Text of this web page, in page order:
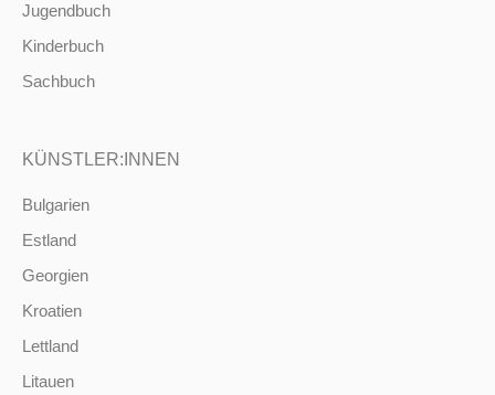
Jugendbuch
Kinderbuch
Sachbuch
KÜNSTLER:INNEN
Bulgarien
Estland
Georgien
Kroatien
Lettland
Litauen